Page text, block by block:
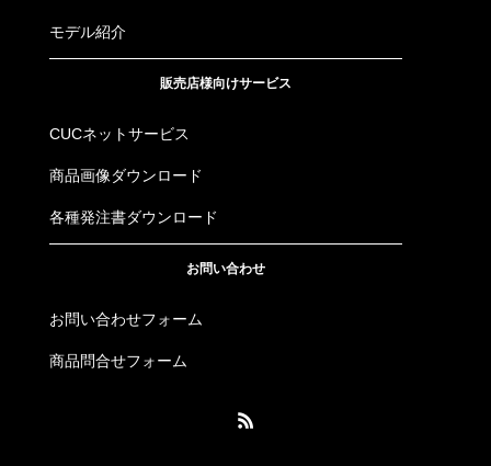
モデル紹介
販売店様向けサービス
CUCネットサービス
商品画像ダウンロード
各種発注書ダウンロード
お問い合わせ
お問い合わせフォーム
商品問合せフォーム